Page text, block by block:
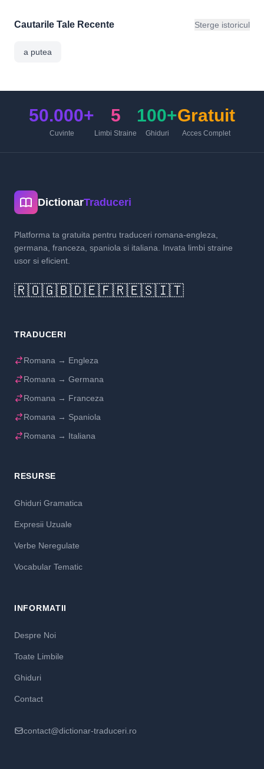
Cautarile Tale Recente Sterge istoricul
a putea
50.000+
Cuvinte
5
Limbi Straine
100+
Ghiduri
Gratuit
Acces Complet
DictionarTraduceri
Platforma ta gratuita pentru traduceri romana-engleza,
germana, franceza, spaniola si italiana. Invata limbi straine
usor si eficient.
🇷🇴🇬🇧🇩🇪🇫🇷🇪🇸🇮🇹
TRADUCERI
Romana → Engleza
Romana → Germana
Romana → Franceza
Romana → Spaniola
Romana → Italiana
RESURSE
Ghiduri Gramatica
Expresii Uzuale
Verbe Neregulate
Vocabular Tematic
INFORMATII
Despre Noi
Toate Limbile
Ghiduri
Contact
contact@dictionar-traduceri.ro